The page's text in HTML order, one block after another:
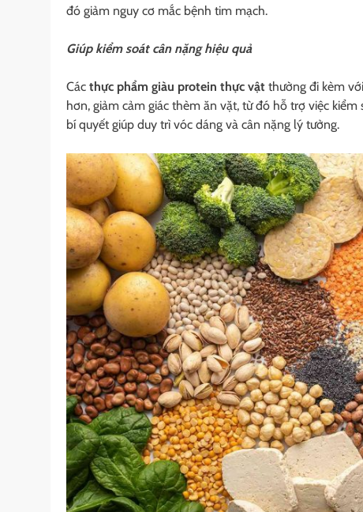
đó giảm nguy cơ mắc bệnh tim mạch.
Giúp kiểm soát cân nặng hiệu quả
Các thực phẩm giàu protein thực vật thường đi kèm
hơn, giảm cảm giác thèm ăn vặt, từ đó hỗ trợ việc
bí quyết giúp duy trì vóc dáng và cân nặng lý tưởng.